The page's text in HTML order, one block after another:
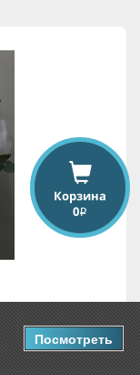
Корзина
0i
Посмотреть